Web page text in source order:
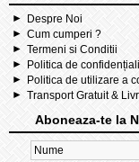
Despre Noi
Cum cumperi ?
Termeni si Conditii
Politica de
Politica de utilizare a
Transport Gratuit &
Aboneaza-te la